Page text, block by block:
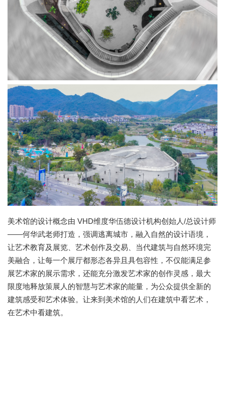
美术馆的设计概念由 VHD维度华伍德设计机构创始人/总设计师
——何华武老师打造，强调逃离城市，融入自然的设计语境，
让艺术教育及展览、艺术创作及交易、当代建筑与自然环境完
美融合，让每一个展厅都形态各异且具包容性，不仅能满足参
展艺术家的展示需求，还能充分激发艺术家的创作灵感，最大
限度地释放策展人的智慧与艺术家的能量，为公众提供全新的
建筑感受和艺术体验。让来到美术馆的人们在建筑中看艺术，
在艺术中看建筑。